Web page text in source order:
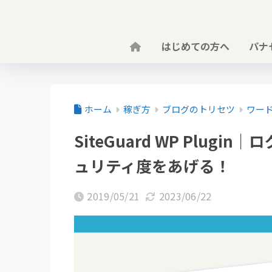
はじめての方へ パナ
ホーム 稼ぎ方 ブログのトリセツ ワー
SiteGuard WP Plugin｜ロ
ュリティ度をあげる！
2019/05/21 2023/06/22